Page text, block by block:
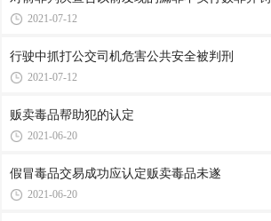
2021-07-12
行驶中抓打公交司机危害公共安全被判刑
2021-07-12
贩卖毒品帮助犯的认定
2021-06-20
假冒毒品交易成功应认定贩卖毒品未遂
2021-06-20